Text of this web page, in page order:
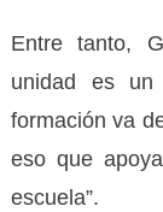
Entre tanto,
unidad es un
formación va
eso que
escuela”.